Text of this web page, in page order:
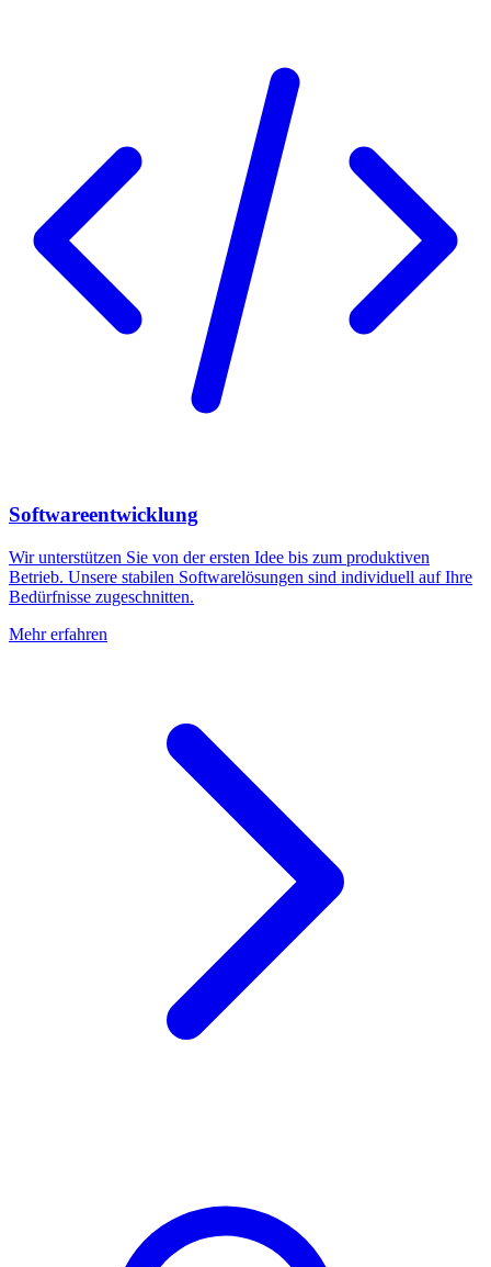
Softwareentwicklung
Wir unterstützen Sie von der ersten Idee bis zum produktiven
Betrieb. Unsere stabilen Softwarelösungen sind individuell auf Ihre
Bedürfnisse zugeschnitten.
Mehr erfahren